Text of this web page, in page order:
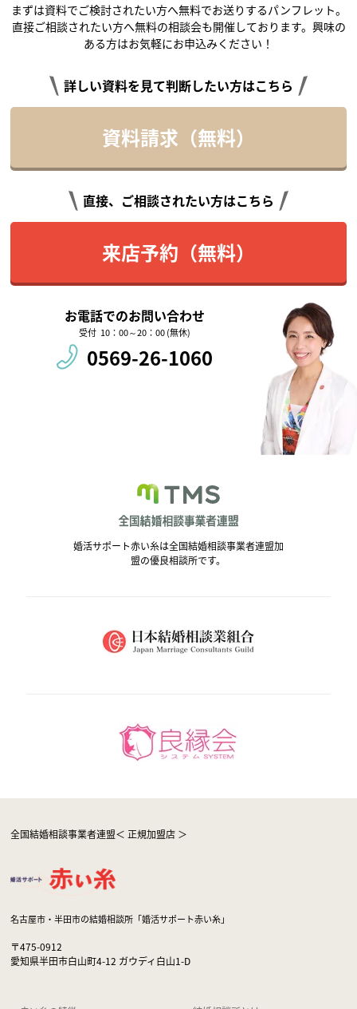
まずは資料でご検討されたい方へ無料でお送りするパンフレット。
直接ご相談されたい方へ無料の相談会も開催しております。興味の
ある方はお気軽にお申込みください！
詳しい資料を見て判断したい方はこちら
資料請求（無料）
直接、ご相談されたい方はこちら
来店予約（無料）
お電話でのお問い合わせ
10：00～20：00 (無休)
0569-26-1060
婚活サポート赤い糸は全国結婚相談事業者連盟加
盟の優良相談所です。
全国結婚相談事業者連盟＜ 正規加盟店 ＞
名古屋市・半田市の結婚相談所「婚活サポート赤い糸」
〒475-0912
愛知県半田市白山町4-12 ガウディ白山1-D